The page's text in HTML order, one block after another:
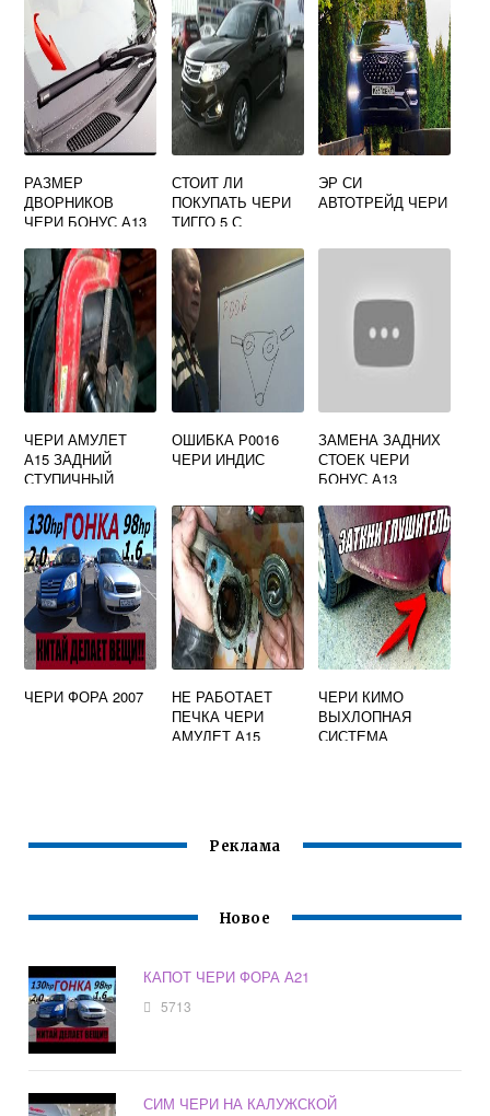
РАЗМЕР
ДВОРНИКОВ
ЧЕРИ БОНУС А13
СТОИТ ЛИ
ПОКУПАТЬ ЧЕРИ
ТИГГО 5 С
ЭР СИ
АВТОТРЕЙД ЧЕРИ
ЧЕРИ АМУЛЕТ
А15 ЗАДНИЙ
СТУПИЧНЫЙ
ОШИБКА Р0016
ЧЕРИ ИНДИС
ЗАМЕНА ЗАДНИХ
СТОЕК ЧЕРИ
БОНУС А13
ЧЕРИ ФОРА 2007
НЕ РАБОТАЕТ
ПЕЧКА ЧЕРИ
АМУЛЕТ А15
ЧЕРИ КИМО
ВЫХЛОПНАЯ
СИСТЕМА
Реклама
Новое
КАПОТ ЧЕРИ ФОРА А21
5713
СИМ ЧЕРИ НА КАЛУЖСКОЙ